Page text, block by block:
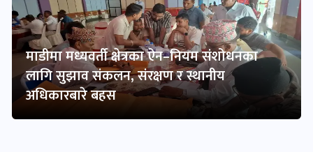
माडीमा मध्यवर्ती क्षेत्रका ऐन–नियम संशोधनका
लागि सुझाव संकलन, संरक्षण र स्थानीय
अधिकारबारे बहस